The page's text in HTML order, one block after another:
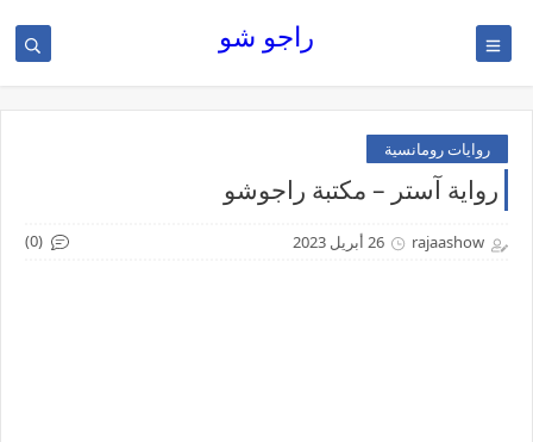
راجو شو
روايات رومانسية
رواية آستر – مكتبة راجوشو
rajaashow 26 أبريل 2023 (0)